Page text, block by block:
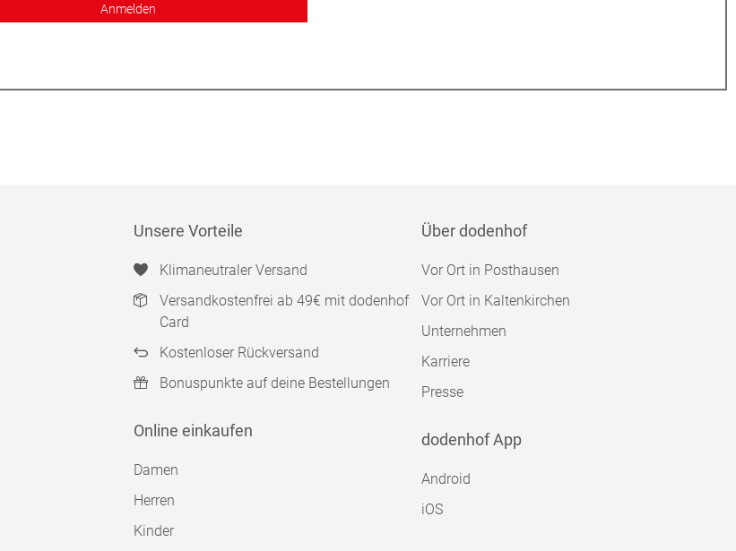
Anmelden
Unsere Vorteile
Klimaneutraler Versand
Versandkostenfrei ab 49€ mit dodenhof
Card
Kostenloser Rückversand
Bonuspunkte auf deine Bestellungen
Online einkaufen
Damen
Herren
Kinder
Über dodenhof
Vor Ort in Posthausen
Vor Ort in Kaltenkirchen
Unternehmen
Karriere
Presse
dodenhof App
Android
iOS